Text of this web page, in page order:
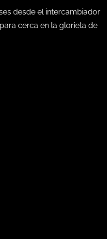
desde el intercambiador
para cerca en la glorieta de